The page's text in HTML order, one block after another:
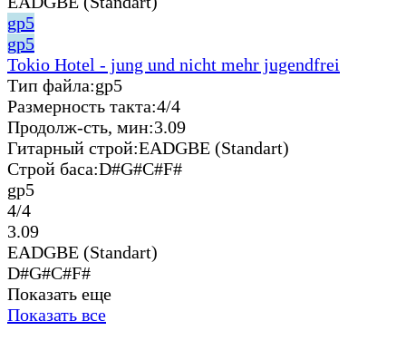
gp5
gp5
Tokio Hotel - jung und nicht mehr jugendfrei
Тип файла:gp5
Размерность такта:4/4
Продолж-сть, мин:3.09
Гитарный строй:EADGBE (Standart)
Строй баса:D#G#C#F#
gp5
4/4
3.09
EADGBE (Standart)
D#G#C#F#
Показать еще
Показать все